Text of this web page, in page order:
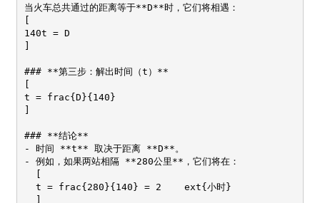
当火车总共通过的距离等于**D**时，它们将相遇：
140t = D
### **第三步：解出时间（t）**
t = frac{D}{140}
### **结论**
- 时间 **t** 取决于距离 **D**。
- 例如，如果两站相隔 **280公里**，它们将在：